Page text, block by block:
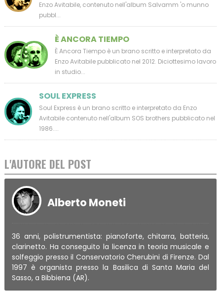
Enzo Avitabile, contenuto nell'album Salvamm 'o munno
pubbl...
È ANCORA TIEMPO
È Ancora Tiempo è un brano scritto e interpretato da
Enzo Avitabile pubblicato nel 2012. Diciottesimo lavoro
in studio...
SOUL EXPRESS
Soul Express è un brano scritto e interpretato da Enzo
Avitabile contenuto nell'album SOS brothers pubblicato nel
1986....
L'AUTORE DEL POST
Alberto Moneti
36 anni, polistrumentista: pianoforte, chitarra, batteria,
clarinetto. Ha conseguito la licenza in teoria musicale e
solfeggio presso il Conservatorio Cherubini di Firenze. Dal
1997 è organista presso la Basilica di Santa Maria del
Sasso, a Bibbiena (AR).